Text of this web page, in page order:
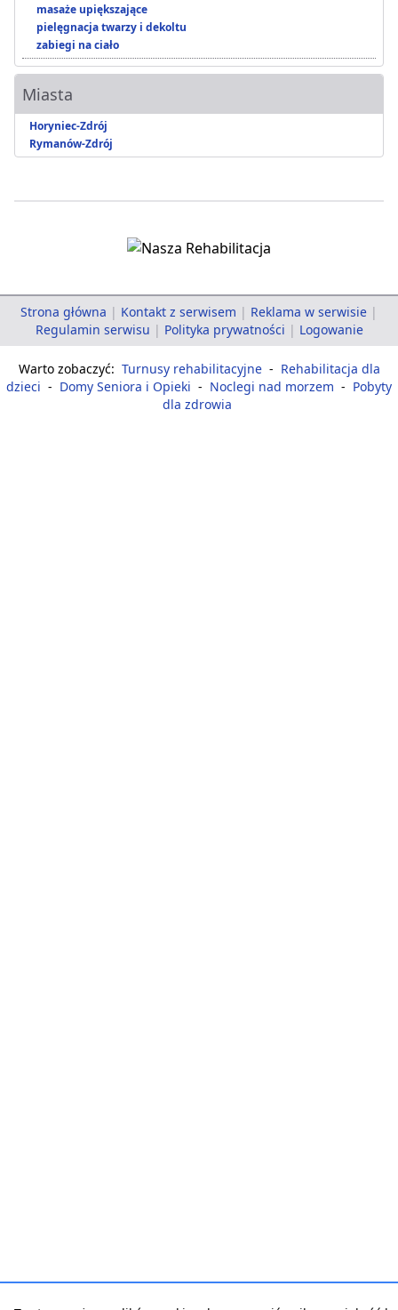
masaże upiększające
pielęgnacja twarzy i dekoltu
zabiegi na ciało
Miasta
Horyniec-Zdrój
Rymanów-Zdrój
Strona główna | Kontakt z serwisem | Reklama w serwisie |
Regulamin serwisu | Polityka prywatności | Logowanie
Warto zobaczyć: Turnusy rehabilitacyjne - Rehabilitacja dla
dzieci - Domy Seniora i Opieki - Noclegi nad morzem - Pobyty
dla zdrowia